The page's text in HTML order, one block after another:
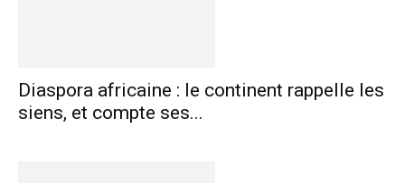
Diaspora africaine : le continent rappelle les
siens, et compte ses...